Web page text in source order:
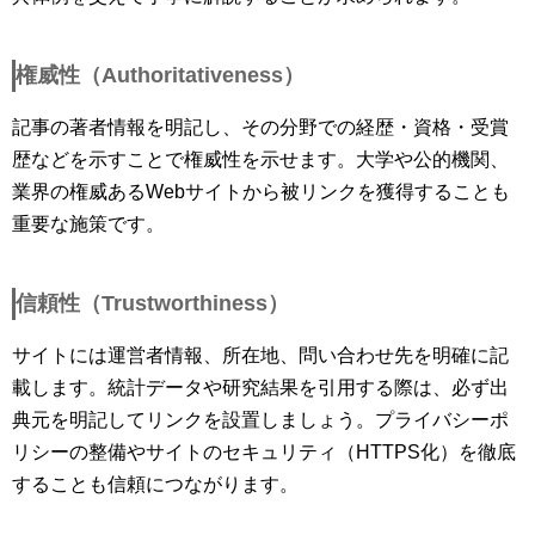
権威性（Authoritativeness）
記事の著者情報を明記し、その分野での経歴・資格・受賞
歴などを示すことで権威性を示せます。大学や公的機関、
業界の権威あるWebサイトから被リンクを獲得することも
重要な施策です。
信頼性（Trustworthiness）
サイトには運営者情報、所在地、問い合わせ先を明確に記
載します。統計データや研究結果を引用する際は、必ず出
典元を明記してリンクを設置しましょう。プライバシーポ
リシーの整備やサイトのセキュリティ（HTTPS化）を徹底
することも信頼につながります。